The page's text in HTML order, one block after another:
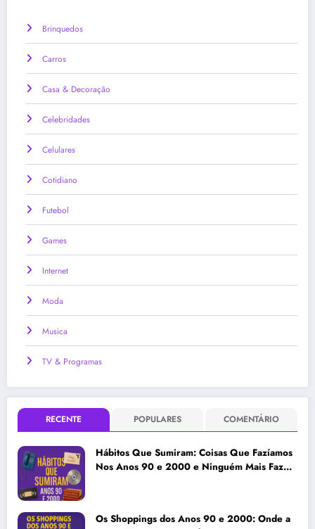
Brinquedos
Carros
Casa & Decoração
Celebridades
Celulares
Cotidiano
Futebol
Games
Internet
Moda
Musica
TV & Programas
RECENTE POPULARES COMENTÁRIO
Hábitos Que Sumiram: Coisas Que Fazíamos
Nos Anos 90 e 2000 e Ninguém Mais Faz
Os Shoppings dos Anos 90 e 2000: Onde a